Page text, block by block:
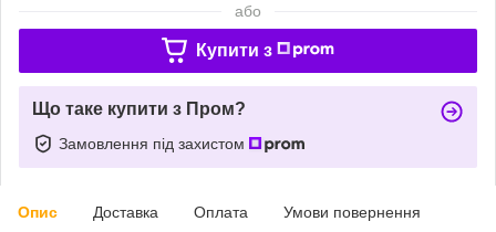
або
Купити з
Що таке купити з Пром?
Замовлення під захистом
Опис Доставка Оплата Умови повернення